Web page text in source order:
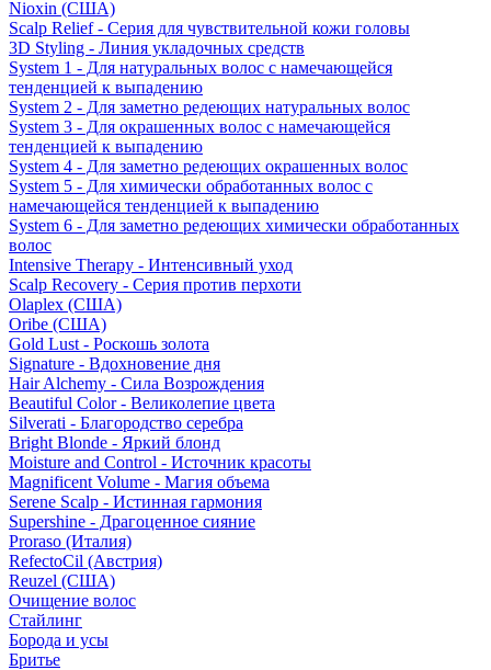
Nioxin (США)
Scalp Relief - Серия для чувствительной кожи головы
3D Styling - Линия укладочных средств
System 1 - Для натуральных волос с намечающейся
тенденцией к выпадению
System 2 - Для заметно редеющих натуральных волос
System 3 - Для окрашенных волос с намечающейся
тенденцией к выпадению
System 4 - Для заметно редеющих окрашенных волос
System 5 - Для химически обработанных волос с
намечающейся тенденцией к выпадению
System 6 - Для заметно редеющих химически обработанных
волос
Intensive Therapy - Интенсивный уход
Scalp Recovery - Серия против перхоти
Olaplex (США)
Oribe (США)
Gold Lust - Роскошь золота
Signature - Вдохновение дня
Hair Alchemy - Сила Возрождения
Beautiful Color - Великолепие цвета
Silverati - Благородство серебра
Bright Blonde - Яркий блонд
Moisture and Control - Источник красоты
Magnificent Volume - Магия объема
Serene Scalp - Истинная гармония
Supershine - Драгоценное сияние
Proraso (Италия)
RefectoCil (Австрия)
Reuzel (США)
Очищение волос
Стайлинг
Борода и усы
Бритье